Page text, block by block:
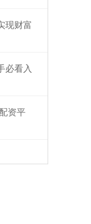
现财富
必看入
资平